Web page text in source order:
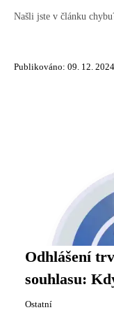
Našli jste v článku
Publikováno: 09. 12. 2024
Odhlášení
souhlasu:
Ostatní